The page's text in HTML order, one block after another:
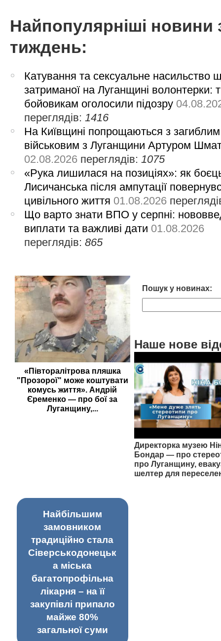
Найпопулярніші новини
тиждень:
Катування та сексуальне насильство
затриманої на Луганщині волонтерки:
бойовикам оголосили підозру
переглядів: 1416
На Київщині попрощаються з загиблим
військовим з Луганщини Артуром
02.08.2026 переглядів: 1075
«Рука лишилася на позиціях»: як
Лисичанська після ампутації
цивільного життя 01.08.2026
Що варто знати ВПО у серпні:
виплати та важливі дати 01.08.2026
переглядів:865
«Півторалітрова пляшка
"Прозорої" може коштувати
комусь життя». Андрій
Єременко — про бої за
Луганщину,...
Пошук у новинах:
Наше нове
Директорка музею
Бондар — про
про Луганщину,
шелтер для
Найбільшим
замовником
традиційно стала
Сіверськодонецьк
а міська
багатопрофільна
лікарня – на її
закупівлі припало
майже 80%
загальної суми